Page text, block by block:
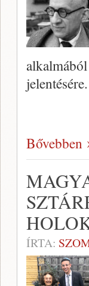
Bővebben
ÍRTA: